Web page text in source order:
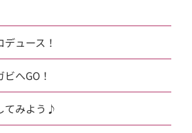
ュース！
へGO！
てみよう♪